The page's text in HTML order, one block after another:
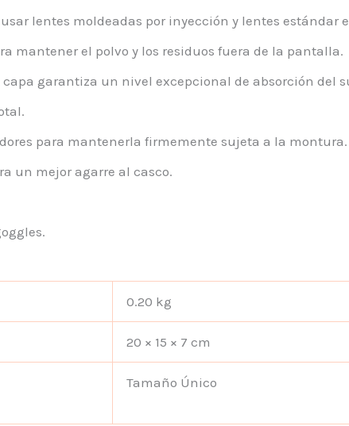
lentes moldeadas por inyección y lentes estándar
mantener el polvo y los residuos fuera de la pantalla.
garantiza un nivel excepcional de absorción del
para mantenerla firmemente sujeta a la montura.
un mejor agarre al casco.
0.20 kg
20 × 15 × 7 cm
Tamaño Único